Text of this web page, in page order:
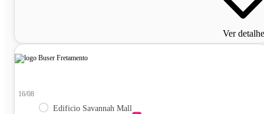
Ver
16/08
Edificio Savannah Mall